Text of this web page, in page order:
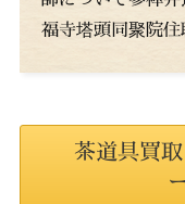
福寺塔頭同聚院住
茶道具買